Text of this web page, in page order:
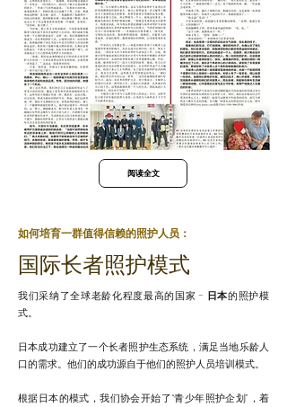
阅读全文
如何培育一群值得信赖的照护人员：
国际长者照护模式
我们采纳了全球老龄化程度最高的国家 - 日本的照护模
式。
日本成功建立了一个长者照护生态系统，满足当地乐龄人
口的需求。他们的成功源自于他们的照护人员培训模式。
根据日本的模式，我们协会开始了“青少年照护企划”，着